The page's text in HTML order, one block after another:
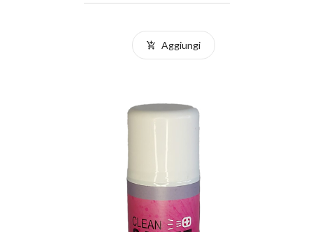
Aggiungi